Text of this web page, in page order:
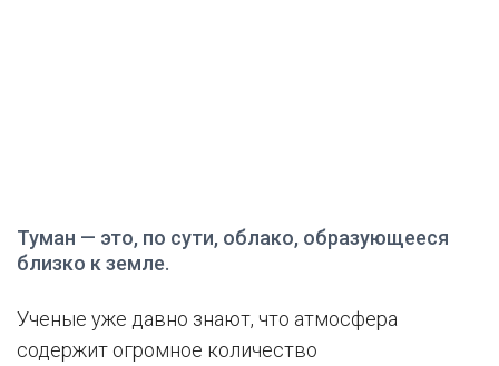
Туман — это, по сути, облако, образующееся
близко к земле.
Ученые уже давно знают, что атмосфера
содержит огромное количество